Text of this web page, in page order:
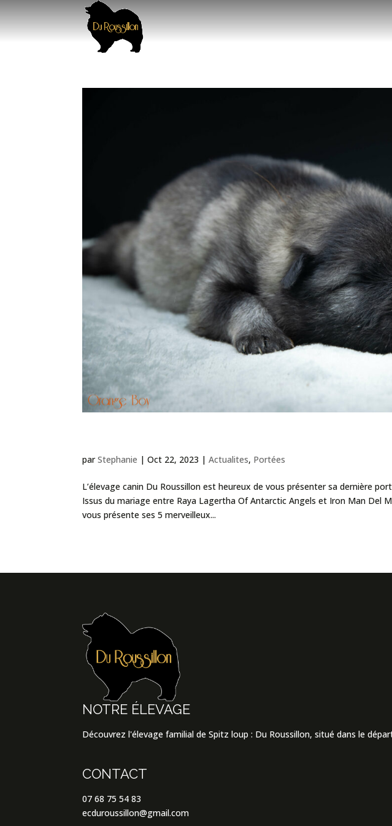
parStephanie |Oct 22, 2023 |Actualites, Portées
L’élevage canin Du Roussillon est heureux de vous présenter sa dernière
Issus du mariage entre Raya Lagertha Of Antarctic Angels et Iron Man Del
vous présente ses 5 merveilleux...
NOTRE ÉLEVAGE
Découvrez l'élevage familial de Spitz loup : Du Roussillon, situé dans le
CONTACT
07 68 75 54 83
ecduroussillon@gmail.com